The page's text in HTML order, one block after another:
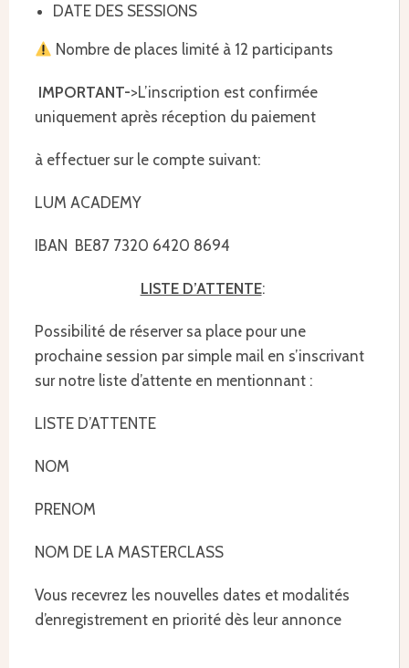
DATE DES SESSIONS
Nombre de places limité à 12 participants
IMPORTANT->L’inscription est confirmée
uniquement après réception du paiement
à effectuer sur le compte suivant:
LUM ACADEMY
IBAN BE87 7320 6420 8694
LISTE D’ATTENTE:
Possibilité de réserver sa place pour une
prochaine session par simple mail en s’inscrivant
sur notre liste d’attente en mentionnant :
LISTE D’ATTENTE
NOM
PRENOM
NOM DE LA MASTERCLASS
Vous recevrez les nouvelles dates et modalités
d’enregistrement en priorité dès leur annonce